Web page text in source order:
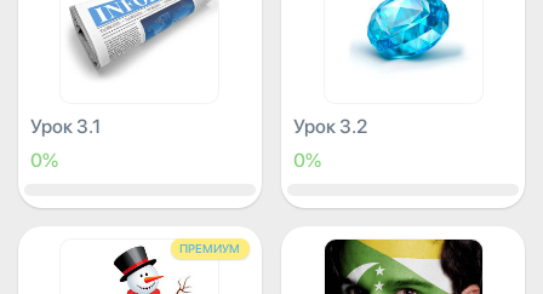
Урок 3.1
0%
Урок 3.2
0%
ПРЕМИУМ